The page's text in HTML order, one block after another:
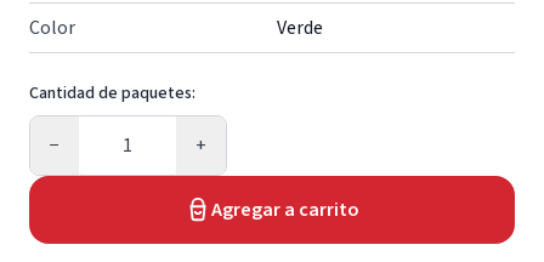
Color
Verde
Cantidad de paquetes:
−
Cantidad
+
Agregar a carrito